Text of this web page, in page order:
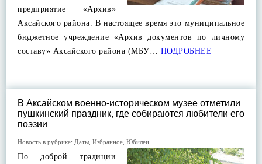
предприятие «Архив»
Аксайского района. В настоящее время это муниципальное
бюджетное учреждение «Архив документов по личному
составу» Аксайского района (МБУ… ПОДРОБНЕЕ
В Аксайском военно-историческом музее отметили
пушкинский праздник, где собираются любители его
поэзии
Новость в рубрике: Даты Избранное Юбилеи
По доброй традиции